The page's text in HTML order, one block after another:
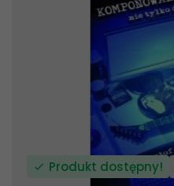
Produkt dostępny!